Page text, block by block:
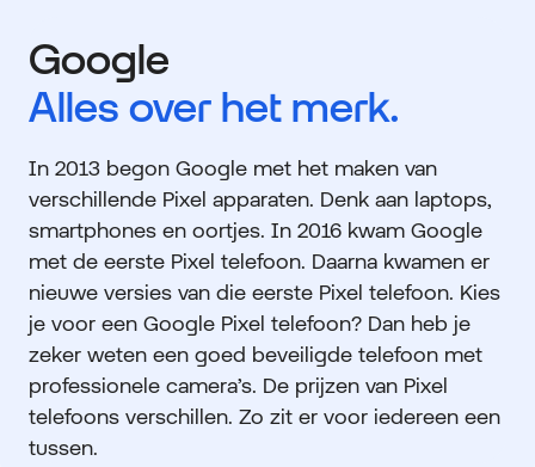
Google
Alles over het merk.
In 2013 begon Google met het maken van
verschillende Pixel apparaten. Denk aan laptops,
smartphones en oortjes. In 2016 kwam Google
met de eerste Pixel telefoon. Daarna kwamen er
nieuwe versies van die eerste Pixel telefoon. Kies
je voor een Google Pixel telefoon? Dan heb je
zeker weten een goed beveiligde telefoon met
professionele camera’s. De prijzen van Pixel
telefoons verschillen. Zo zit er voor iedereen een
tussen.